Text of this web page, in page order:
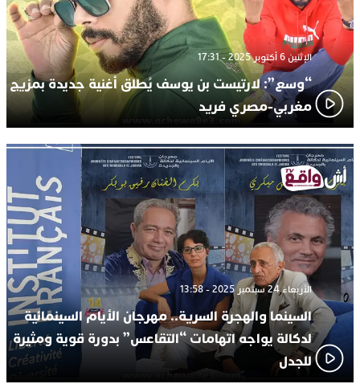
الإثنين 6 أكتوبر 2025 - 17:31
“وسع”: لارتيست بن يوسف يُطلق أغنية جديدة بمزيج
مغربي-مصري فريد
الأربعاء 24 سبتمبر 2025 - 13:58
السينما والهجرة السرية.. مهرجان الأيام السينمائية
لدكالة يواجه اتهامات “التقاعس” بدورة قوية ومثيرة
للجدل